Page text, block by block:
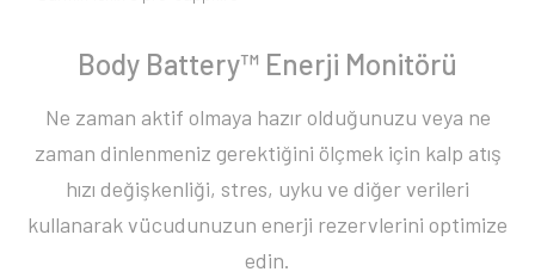
Body Battery™ Enerji Monitörü
Ne zaman aktif olmaya hazır olduğunuzu veya ne
zaman dinlenmeniz gerektiğini ölçmek için kalp atış
hızı değişkenliği, stres, uyku ve diğer verileri
kullanarak vücudunuzun enerji rezervlerini optimize
edin.